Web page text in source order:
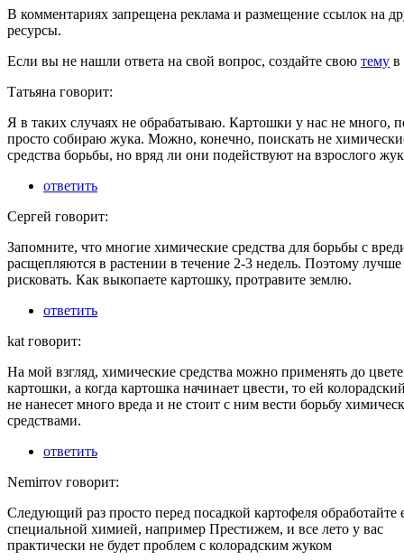
В комментариях запрещена реклама и размещение ссылок на
ресурсы.
Если вы не нашли ответа на свой вопрос, создайте свою тему в
Татьяна говорит:
Я в таких случаях не обрабатываю. Картошки у нас не много,
просто собираю жука. Можно, конечно, поискать не
средства борьбы, но вряд ли они подействуют на взрослого
ответить
Сергей говорит:
Запомните, что многие химические средства для борьбы с
расщепляются в растении в течение 2-3 недель. Поэтому лучше
рисковать. Как выкопаете картошку, протравите землю.
ответить
kat говорит:
На мой взгляд, химические средства можно применять до
картошки, а когда картошка начинает цвести, то ей
не нанесет много вреда и не стоит с ним вести борьбу
средствами.
ответить
Nemirrov говорит:
Следующий раз просто перед посадкой картофеля обработайте
специальной химией, например Престижем, и все лето у вас
практически не будет проблем с колорадским жуком